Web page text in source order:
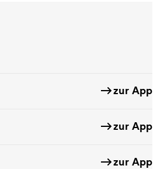
zur App
zur App
zur App